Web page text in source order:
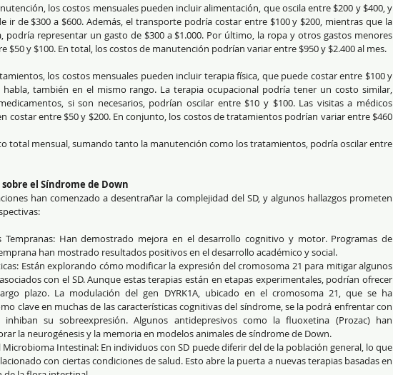
los costos mensuales pueden incluir alimentación, que oscila entre $200 y $400, y
ir de $300 a $600. Además, el transporte podría costar entre $100 y $200, mientras que la
podría representar un gasto de $300 a $1.000. Por último, la ropa y otros gastos menores
$50 y $100. En total, los costos de manutención podrían variar entre $950 y $2.400 al mes.
los costos mensuales pueden incluir terapia física, que puede costar entre $100 y
habla, también en el mismo rango. La terapia ocupacional podría tener un costo similar,
si son necesarios, podrían oscilar entre $10 y $100. Las visitas a médicos
costar entre $50 y $200. En conjunto, los costos de tratamientos podrían variar entre $460
total mensual, sumando tanto la manutención como los tratamientos, podría oscilar entre
el Síndrome de Down
han comenzado a desentrañar la complejidad del SD, y algunos hallazgos prometen
Tempranas: Han demostrado mejora en el desarrollo cognitivo y motor. Programas de
han mostrado resultados positivos en el desarrollo académico y social.
Están explorando cómo modificar la expresión del cromosoma 21 para mitigar algunos
con el SD. Aunque estas terapias están en etapas experimentales, podrían ofrecer
plazo. La modulación del gen DYRK1A, ubicado en el cromosoma 21, que se ha
clave en muchas de las características cognitivas del síndrome, se la podrá enfrentar con
inhiban su sobreexpresión. Algunos antidepresivos como la fluoxetina (Prozac) han
la neurogénesis y la memoria en modelos animales de síndrome de Down.
Microbioma Intestinal: En individuos con SD puede diferir del de la población general, lo que
con ciertas condiciones de salud. Esto abre la puerta a nuevas terapias basadas en